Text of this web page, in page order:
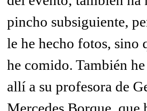
pincho subsiguiente,
le he hecho fotos, sino
he comido. También
allí a su profesora de